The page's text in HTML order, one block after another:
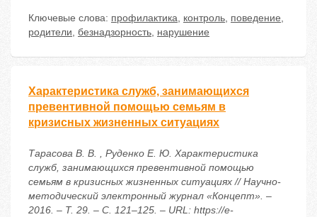
Ключевые слова: профилактика, контроль, поведение,
родители, безнадзорность, нарушение
Характеристика служб, занимающихся
превентивной помощью семьям в
кризисных жизненных ситуациях
Тарасова В. В. , Руденко Е. Ю. Характеристика
служб, занимающихся превентивной помощью
семьям в кризисных жизненных ситуациях // Научно-
методический электронный журнал «Концепт». –
2016. – Т. 29. – С. 121–125. – URL: https://e-